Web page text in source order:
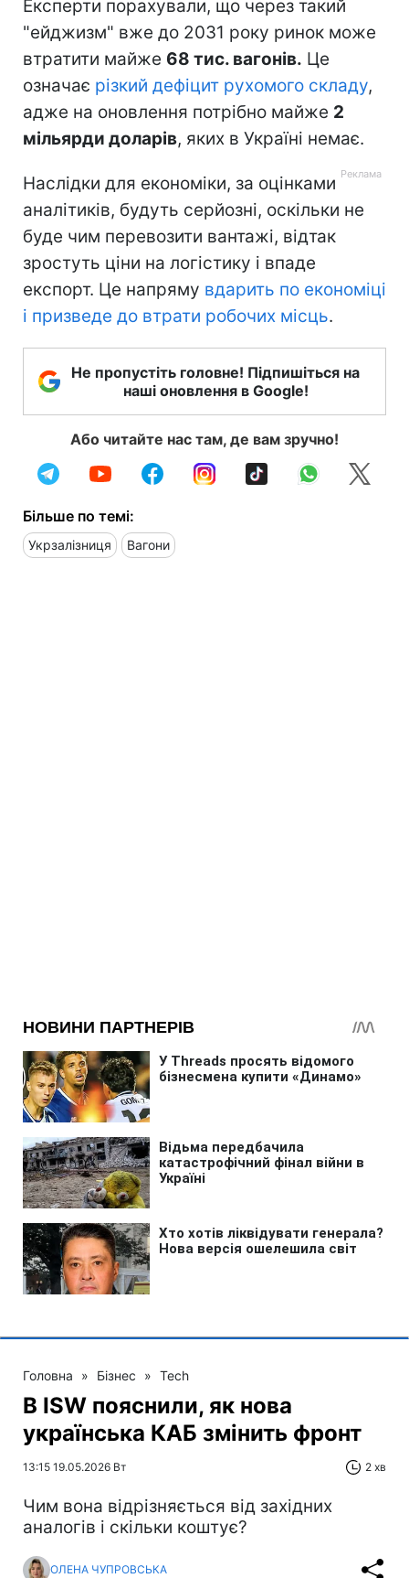
Експерти порахували, що через такий
"ейджизм" вже до 2031 року ринок може
втратити майже 68 тис. вагонів. Це
означає різкий дефіцит рухомого складу,
адже на оновлення потрібно майже 2
мільярди доларів, яких в Україні немає.
Наслідки для економіки, за оцінками
аналітиків, будуть серйозні, оскільки не
буде чим перевозити вантажі, відтак
зростуть ціни на логістику і впаде
експорт. Це напряму вдарить по економіці
і призведе до втрати робочих місць.
Не пропустіть головне! Підпишіться на
наші оновлення в Google!
Або читайте нас там, де вам зручно!
Більше по темі:
Укрзалізниця Вагони
Головна » Бізнес » Tech
В ISW пояснили, як нова
українська КАБ змінить фронт
13:15 19.05.2026 Вт 2 хв
Чим вона відрізняється від західних
аналогів і скільки коштує?
ОЛЕНА ЧУПРОВСЬКА